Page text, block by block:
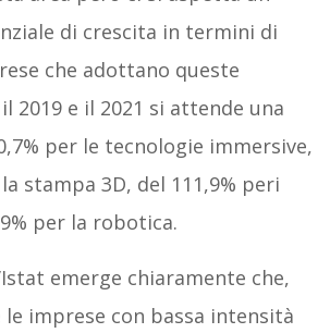
di crescita in termini di
che adottano queste
2019 e il 2021 si attende una
per le tecnologie immersive,
stampa 3D, del 111,9% peri
per la robotica.
emerge chiaramente che,
le imprese con bassa intensità